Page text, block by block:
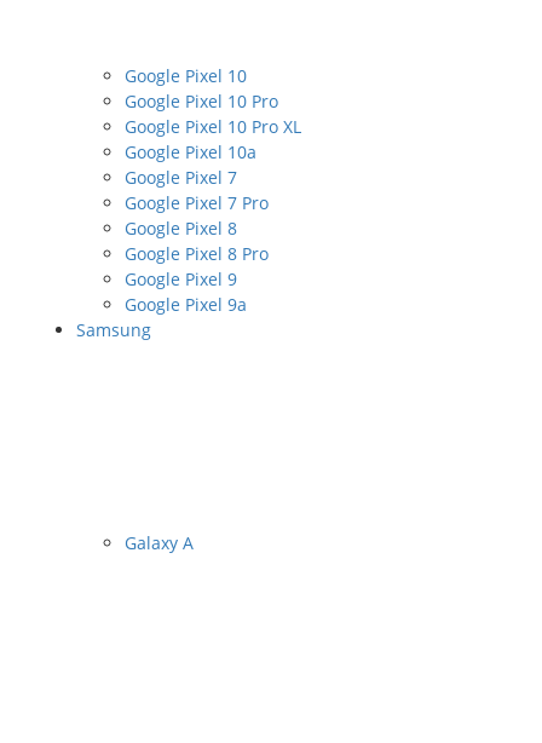
Google Pixel 10
Google Pixel 10 Pro
Google Pixel 10 Pro XL
Google Pixel 10a
Google Pixel 7
Google Pixel 7 Pro
Google Pixel 8
Google Pixel 8 Pro
Google Pixel 9
Google Pixel 9a
Samsung
Galaxy A